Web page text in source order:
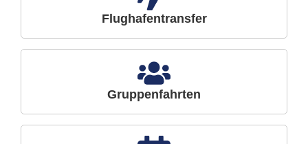
Flughafentransfer
Gruppenfahrten